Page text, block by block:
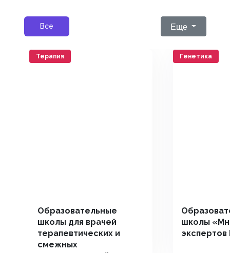
Все Еще
Терапия
Образовательные
школы для врачей
терапевтических и
смежных
Генетика
школы